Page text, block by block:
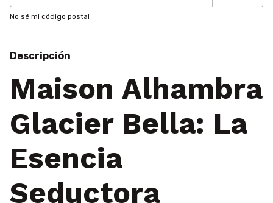
No sé mi código postal
Descripción
Maison Alhambra
Glacier Bella: La
Esencia
Seductora